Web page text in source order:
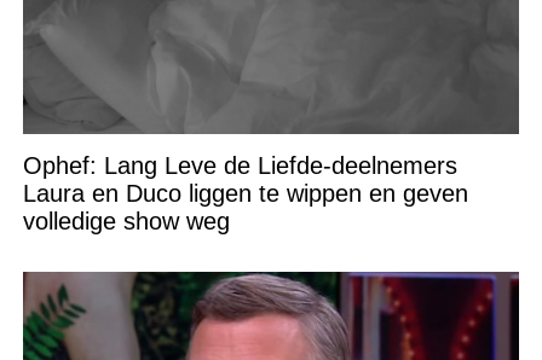
Ophef: Lang Leve de Liefde-deelnemers
Laura en Duco liggen te wippen en geven
volledige show weg